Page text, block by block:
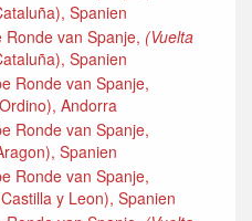
Spanien
van Spanje, (Vuelta
Spanien
Ronde van Spanje,
Andorra
Ronde van Spanje,
Spanien
Ronde van Spanje,
y Leon), Spanien